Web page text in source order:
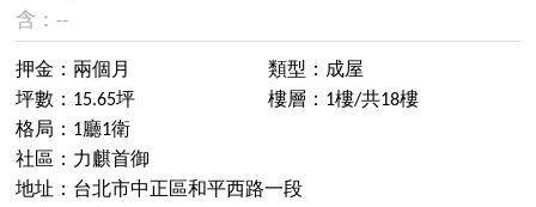
含：--
押金：兩個月
坪數：15.65坪
類型：成屋
樓層：1樓/共18樓
格局：1廳1衛
社區：力麒首御
地址：台北市中正區和平西路一段